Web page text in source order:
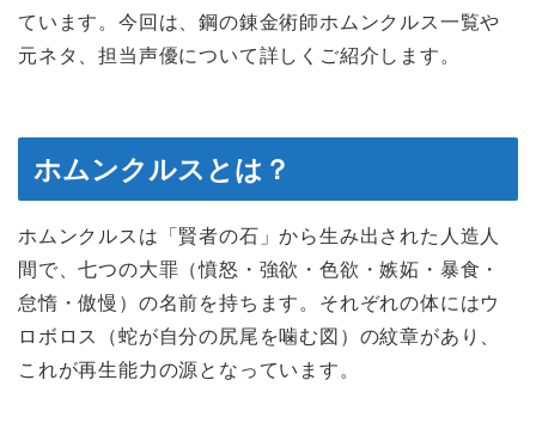
ています。今回は、鋼の錬金術師ホムンクルス一覧や
元ネタ、担当声優について詳しくご紹介します。
ホムンクルスとは？
ホムンクルスは「賢者の石」から生み出された人造人
間で、七つの大罪（憤怒・強欲・色欲・嫉妬・暴食・
怠惰・傲慢）の名前を持ちます。それぞれの体にはウ
ロボロス（蛇が自分の尻尾を噛む図）の紋章があり、
これが再生能力の源となっています。